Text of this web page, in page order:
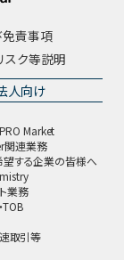
責事項
スク等説明
人向け
Market
関連業務
望する企業の皆様へ
業務
TOB
取引等